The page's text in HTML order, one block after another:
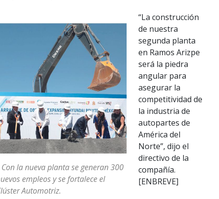
Con la nueva planta se generan 300
empleos y se fortalece el
Automotriz.
“La construcción
de nuestra
segunda planta
en Ramos Arizpe
será la piedra
angular para
asegurar la
competitividad de
la industria de
autopartes de
América del
Norte”, dijo el
directivo de la
compañía.
[ENBREVE]